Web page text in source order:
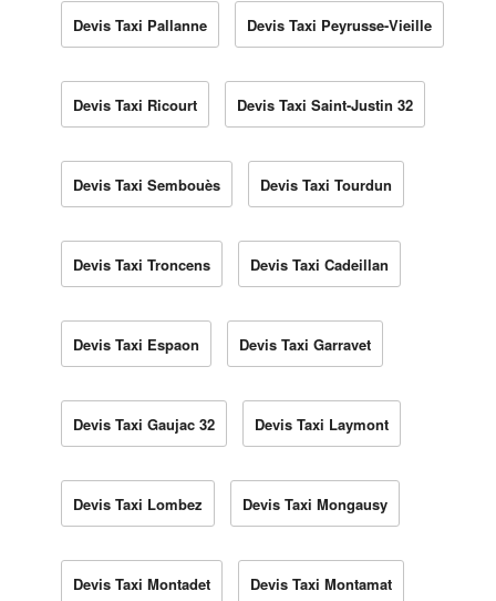
Devis Taxi Pallanne Devis Taxi Peyrusse-Vieille
Devis Taxi Ricourt Devis Taxi Saint-Justin 32
Devis Taxi Sembouès Devis Taxi Tourdun
Devis Taxi Troncens Devis Taxi Cadeillan
Devis Taxi Espaon Devis Taxi Garravet
Devis Taxi Gaujac 32 Devis Taxi Laymont
Devis Taxi Lombez Devis Taxi Mongausy
Devis Taxi Montadet Devis Taxi Montamat